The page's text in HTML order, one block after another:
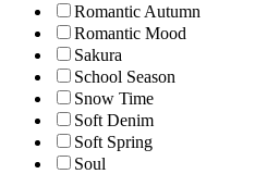
Romantic Autumn
Romantic Mood
Sakura
School Season
Snow Time
Soft Denim
Soft Spring
Soul